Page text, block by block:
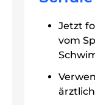
Jetzt
vom